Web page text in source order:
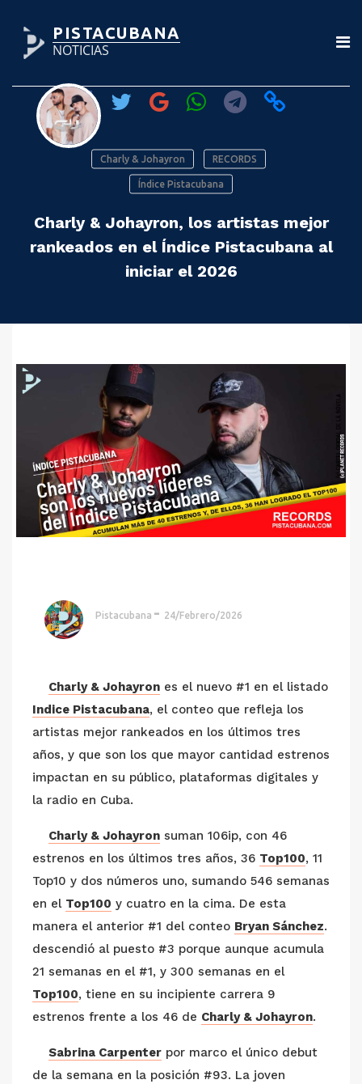
PISTACUBANA
NOTICIAS
Charly & Johayron RECORDS
Índice Pistacubana
Charly & Johayron, los artistas mejor
rankeados en el Índice Pistacubana al
iniciar el 2026
Pistacubana 24/Febrero/2026
Charly & Johayron es el nuevo #1 en el listado
Indice Pistacubana, el conteo que refleja los
artistas mejor rankeados en los últimos tres
años, y que son los que mayor cantidad estrenos
impactan en su público, plataformas digitales y
la radio en Cuba.
Charly & Johayron suman 106ip, con 46
estrenos en los últimos tres años, 36 Top100, 11
Top10 y dos números uno, sumando 546 semanas
en el Top100 y cuatro en la cima. De esta
manera el anterior #1 del conteo Bryan Sánchez.
descendió al puesto #3 porque aunque acumula
21 semanas en el #1, y 300 semanas en el
Top100, tiene en su incipiente carrera 9
estrenos frente a los 46 de Charly & Johayron.
Sabrina Carpenter por marco el único debut
de la semana en la posición #93. La joven